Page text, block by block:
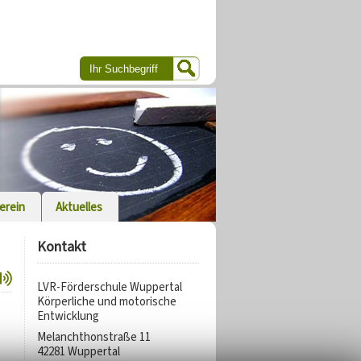
Aktuelles
Kontakt
LVR-Förderschule Wuppertal
Körperliche und motorische
Entwicklung
Melanchthonstraße 11
42281 Wuppertal